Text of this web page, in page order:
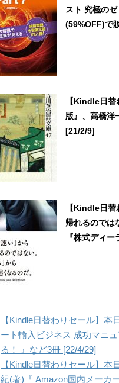
スト 究極の
(59%OFF)で
【Kindle日
版』、高橋
[21/2/9]
【Kindle日
帰れるのでは
『株式ディ
【Kindle日替わりセール】
ート輸入ビジネス 成功マニ
る！ 』など3冊 [22/4/29]
【Kindle日替わりセール】
紀(著)『 Amazon国内メーカ